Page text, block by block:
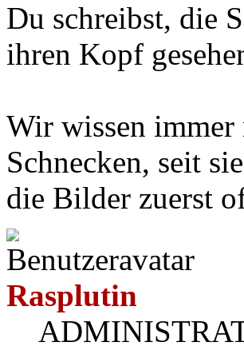
Du schreibst, die
ihren Kopf
Wir wissen immer
Schnecken, seit
die Bilder zuerst
Rasplutin